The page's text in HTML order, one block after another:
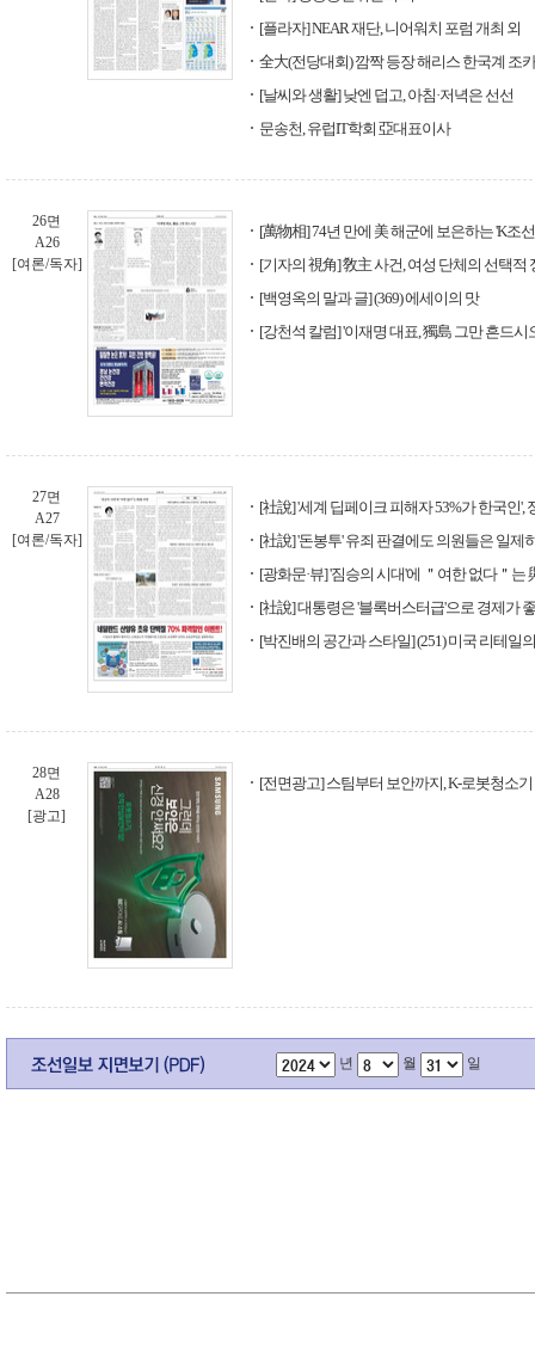
[플라자] NEAR 재단, 니어워치 포럼 개최 외
全大(전당대회) 깜짝 등장 해리스 한국계 조
[날씨와 생활] 낮엔 덥고, 아침·저녁은 선선
문송천, 유럽IT학회 亞대표이사
26면
A26
[여론/독자]
[萬物相] 74년 만에 美 해군에 보은하는 'K조선'
[기자의 視角] 敎主 사건, 여성 단체의 선택적
[백영옥의 말과 글] (369) 에세이의 맛
[강천석 칼럼] '이재명 대표, 獨島 그만 흔드시
27면
A27
[여론/독자]
[社說] '세계 딥페이크 피해자 53%가 한국인',
[社說] '돈봉투' 유죄 판결에도 의원들은 일제
[광화문·뷰] '짐승의 시대'에 ＂여한 없다＂는
[社說] 대통령은 '블록버스터급'으로 경제가
[박진배의 공간과 스타일] (251) 미국 리테일
28면
A28
[광고]
[전면광고] 스팀부터 보안까지, K-로봇청소기
년 월 일